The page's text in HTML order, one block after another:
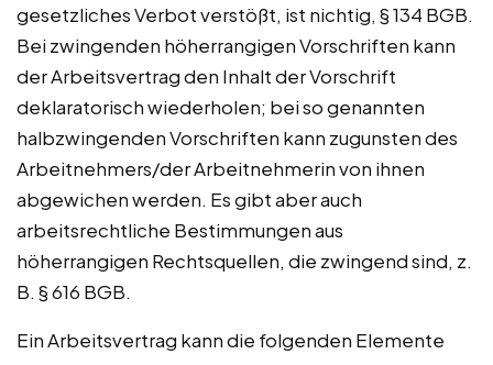
gesetzliches Verbot verstößt, ist nichtig, § 134 BGB.
Bei zwingenden höherrangigen Vorschriften kann
der Arbeitsvertrag den Inhalt der Vorschrift
deklaratorisch wiederholen; bei so genannten
halbzwingenden Vorschriften kann zugunsten des
Arbeitnehmers/der Arbeitnehmerin von ihnen
abgewichen werden. Es gibt aber auch
arbeitsrechtliche Bestimmungen aus
höherrangigen Rechtsquellen, die zwingend sind, z.
B. § 616 BGB.
Ein Arbeitsvertrag kann die folgenden Elemente